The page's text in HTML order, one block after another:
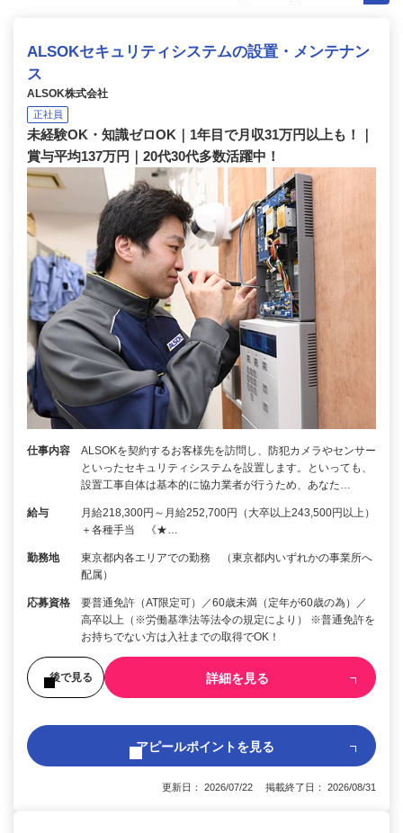
ALSOKセキュリティシステムの設置・メンテナン
ス
ALSOK株式会社
正社員
未経験OK・知識ゼロOK｜1年目で月収31万円以上も！｜
賞与平均137万円｜20代30代多数活躍中！
仕事内容
ALSOKを契約するお客様先を訪問し、防犯カメラやセンサー
といったセキュリティシステムを設置します。といっても、
設置工事自体は基本的に協力業者が行うため、あなた…
給与
月給218,300円～月給252,700円（大卒以上243,500円以上）
＋各種手当 《★…
勤務地
東京都内各エリアでの勤務 （東京都内いずれかの事業所へ
配属）
応募資格
要普通免許（AT限定可）／60歳未満（定年が60歳の為）／
高卒以上（※労働基準法等法令の規定により） ※普通免許を
お持ちでない方は入社までの取得でOK！
後で見る 詳細を見る
アピールポイントを見る
更新日： 2026/07/22 掲載終了日： 2026/08/31